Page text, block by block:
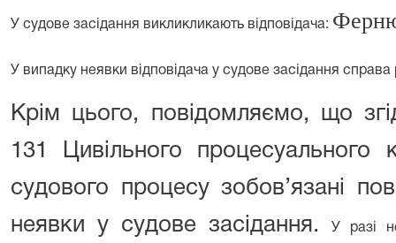
У судове засідання викликликають відповідача:
У випадку неявки відповідача у судове засідання справа
Крім цього, повідомляємо, що
131 Цивільного процесуального
судового процесу зобов’язані
неявки у судове засідання.
У разі